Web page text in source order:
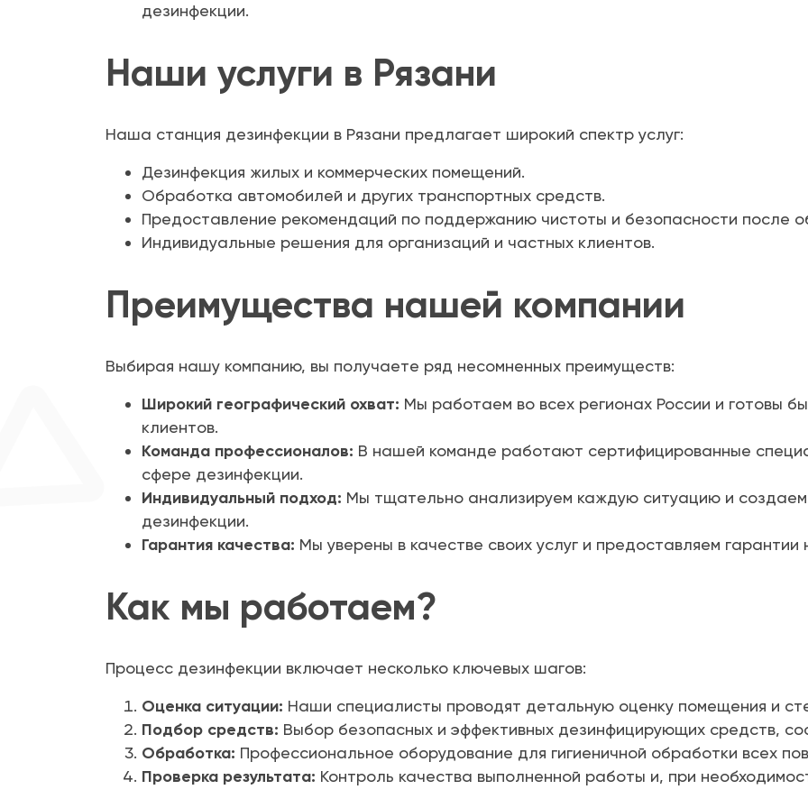
дезинфекции.
Наши услуги в Рязани
Наша станция дезинфекции в Рязани предлагает широкий спектр услуг:
Дезинфекция жилых и коммерческих помещений.
Обработка автомобилей и других транспортных средств.
Предоставление рекомендаций по поддержанию чистоты и безопасности после
Индивидуальные решения для организаций и частных клиентов.
Преимущества нашей компании
Выбирая нашу компанию, вы получаете ряд несомненных преимуществ:
Широкий географический охват: Мы работаем во всех регионах России и готовы
клиентов.
Команда профессионалов: В нашей команде работают сертифицированные
сфере дезинфекции.
Индивидуальный подход: Мы тщательно анализируем каждую ситуацию и
дезинфекции.
Гарантия качества: Мы уверены в качестве своих услуг и предоставляем
Как мы работаем?
Процесс дезинфекции включает несколько ключевых шагов:
Оценка ситуации: Наши специалисты проводят детальную оценку помещения и
Подбор средств: Выбор безопасных и эффективных дезинфицирующих средств,
Обработка: Профессиональное оборудование для гигиеничной обработки всех
Проверка результата: Контроль качества выполненной работы и, при